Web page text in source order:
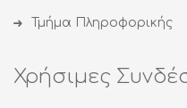
Τμήμα Πληροφορικής
Χρήσιμες